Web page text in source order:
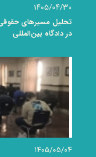
۱۴۰۵/۰۴/۳۰
تحلیل مسیرهای
در دادگاه بین‌المللی
۱۴۰۵/۰۵/۰۴